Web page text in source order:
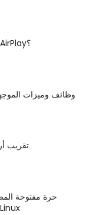
IOS 7 FAQs: أين اختفى رمز AirPlay؟
وظائف وميزات
تقريب
التشغيل Windows و Mac و Linux